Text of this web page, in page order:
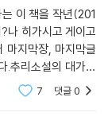
담자들도 결국 이들
이하게 된다. 기적
한 그로 인해 새로
가 된 셈이다. 다른
이 책을 작년(201
나 히가시고 게이고
마지막장, 마지막글
.추리소설의 대가라
완벽에 가깝게 느
7 댓글0